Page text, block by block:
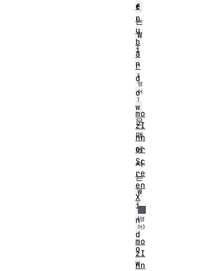
f
는
W
i
n
d
o
w
문
맥
에
서
는
w
i
n
d
o
w
e
n
u
b
a
r
mo
zI
nn
er
Sc
re
en
X
mo
zI
nn